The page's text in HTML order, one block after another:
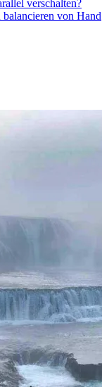
verschalten?
von Hand